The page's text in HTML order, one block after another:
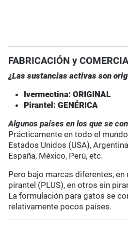
FABRICACIÓN y
¿Las sustancias activas son
Ivermectina: ORIGINAL
Pirantel: GENÉRICA
Algunos países en los que se
Prácticamente en todo el
Estados Unidos (USA),
España, México, Perú, etc.
Pero bajo marcas diferentes, en
pirantel (PLUS), en otros sin
La formulación para gatos se
relativamente pocos países.